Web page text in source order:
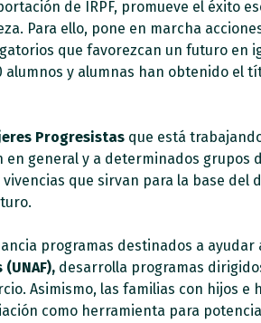
de IRPF, promueve el éxito
Para ello, pone en marcha
que favorezcan un futuro en
alumnos y alumnas han obtenido el
Progresistasque está
general y a determinados grupos
que sirvan para la base
programas destinados a
desarrolla programas
Asimismo, las familias con hijos
como herramienta para